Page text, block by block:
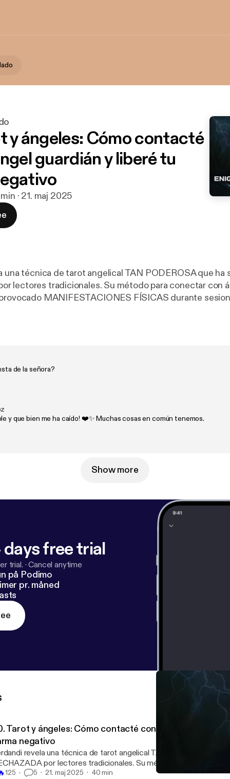
y ángeles: Cómo contacté
guardián y liberé tu
· 21. maj 2025
una técnica de tarot angelical TAN PODEROSA que ha
lectores tradicionales. Su método para conectar con
MANIFESTACIONES FÍSICAS durante
RESISTENTES a medicamentos. ¿Por qué los
de la señora?
y que bien me ha caído! ❤️✨ Muchas cosas en común tenemos.
Show more
free trial
trial. ·Cancel anytime
på Podimo
pr. måned
Tarot y ángeles: Cómo contacté con tu ángel
negativo
revela una técnica de tarot angelical TAN PODEROSA que
por lectores tradicionales. Su método para conectar
ha provocado MANIFESTACIONES FÍSICAS durante
125 5 21. maj 2025 40 min